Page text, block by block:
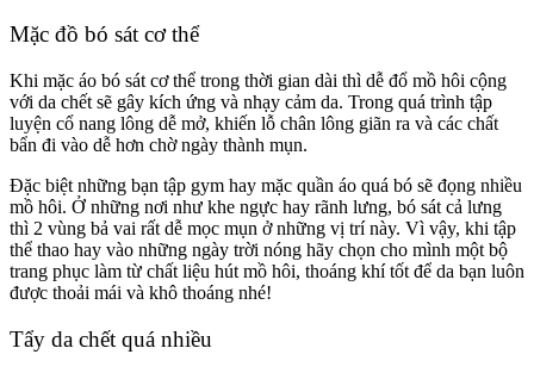
Mặc đồ bó sát cơ thể
Khi mặc áo bó sát cơ thể trong thời gian dài thì dễ đổ mồ hôi cộng
với da chết sẽ gây kích ứng và nhạy cảm da. Trong quá trình tập
luyện cổ nang lông dễ mở, khiến lỗ chân lông giãn ra và các chất
bẩn đi vào dễ hơn chờ ngày thành mụn.
Đặc biệt những bạn tập gym hay mặc quần áo quá bó sẽ đọng nhiều
mồ hôi. Ở những nơi như khe ngực hay rãnh lưng, bó sát cả lưng
thì 2 vùng bả vai rất dễ mọc mụn ở những vị trí này. Vì vậy, khi tập
thể thao hay vào những ngày trời nóng hãy chọn cho mình một bộ
trang phục làm từ chất liệu hút mồ hôi, thoáng khí tốt để da bạn luôn
được thoải mái và khô thoáng nhé!
Tẩy da chết quá nhiều